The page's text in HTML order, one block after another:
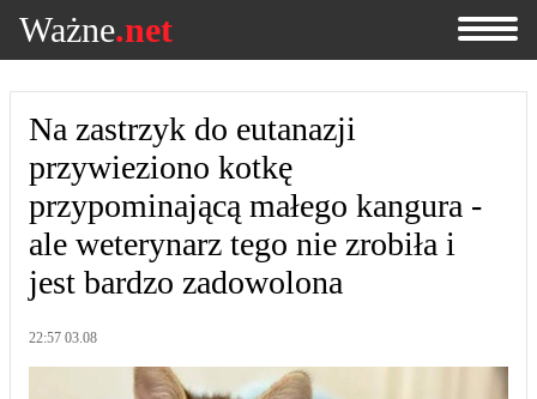
Ważne.net
Na zastrzyk do eutanazji
przywieziono kotkę
przypominającą małego kangura -
ale weterynarz tego nie zrobiła i
jest bardzo zadowolona
22:57 03.08